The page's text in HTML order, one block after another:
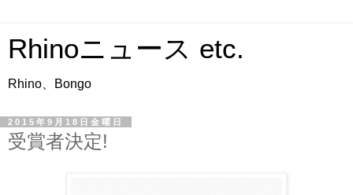
Rhinoニュース etc.
Rhino、Bongo
2015年9月18日金曜日
受賞者決定!